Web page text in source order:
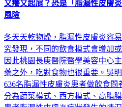
又癢又起屑？恐是「脂漏性皮膚
風險
冬天天乾物燥，脂漏性皮膚炎容
究發現，不同的飲食模式會增加
因此桃園長庚醫院醫學美容中心
藥之外，吃對食物也很重要。吳
636名脂漏性皮膚炎患者做飲食
分為蔬菜模式、西方模式、高脂